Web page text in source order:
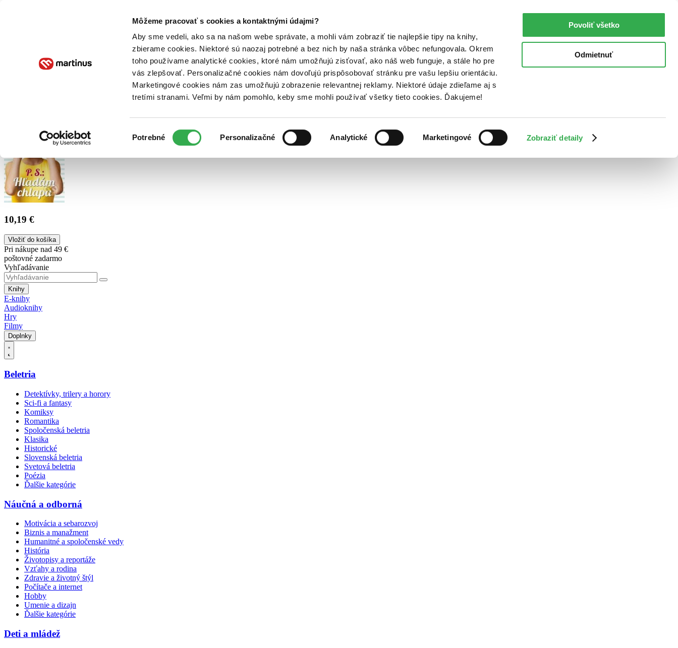
Môžeme pracovať s cookies a kontaktnými údajmi?
Aby sme vedeli, ako sa na našom webe správate, a mohli vám zobraziť tie najlepšie tipy na knihy,
zbierame cookies. Niektoré sú naozaj potrebné a bez nich by naša stránka vôbec nefungovala. Okrem
toho používame analytické cookies, ktoré nám umožňujú zisťovať, ako náš web funguje, a stále ho pre
vás zlepšovať. Personalizačné cookies nám dovoľujú prispôsobovať stránku pre vašu lepšiu orientáciu.
Marketingové cookies nám zas umožňujú zobrazenie relevantnej reklamy. Niektoré údaje zdieľame aj s
tretími stranami. Veľmi by nám pomohlo, keby sme mohli používať všetky tieto cookies. Ďakujeme!
súhlasu
Potrebné Personalizačné Analytické Marketingové Zobraziť detaily
Povoliť všetko
Odmietnuť
Poukážky Kontakt
10,19 €
Vložiť do košíka
Pri nákupe nad 49 €
poštovné zadarmo
Vyhľadávanie
Knihy
E-knihy
Audioknihy
Hry
Filmy
Doplnky
Beletria
Detektívky, trilery a horory
Sci-fi a fantasy
Komiksy
Romantika
Spoločenská beletria
Klasika
Historické
Slovenská beletria
Svetová beletria
Poézia
Ďalšie kategórie
Náučná a odborná
Motivácia a sebarozvoj
Biznis a manažment
Humanitné a spoločenské vedy
História
Životopisy a reportáže
Vzťahy a rodina
Zdravie a životný štýl
Počítače a internet
Hobby
Umenie a dizajn
Ďalšie kategórie
Deti a mládež